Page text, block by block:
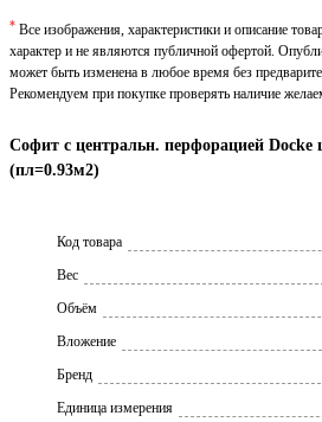
Софит с центральн. перфорацией
(пл=0.93м2)
Код товара
Вес
Объём
Вложение
Брeнд
Единица измерения
* Все изображения, характеристики и описание
характер и не являются публичной офертой.
может быть изменена в любое время без
Рекомендуем при покупке проверять наличие